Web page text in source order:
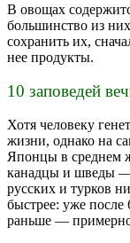
В овощах
большинство из
сохранить их,
нее продукты.
10 заповедей
Хотя человеку
жизни, однако на
Японцы в среднем
канадцы и шведы
русских и турков
быстрее: уже после
раньше — примерно